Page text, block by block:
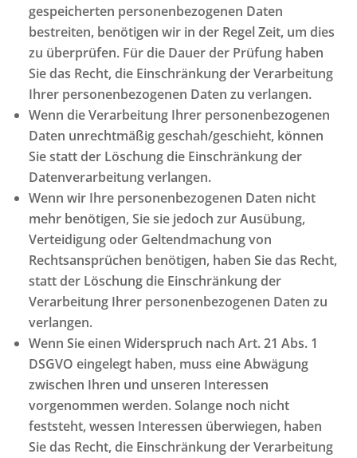
gespeicherten personenbezogenen Daten
bestreiten, benötigen wir in der Regel Zeit, um dies
zu überprüfen. Für die Dauer der Prüfung haben
Sie das Recht, die Einschränkung der Verarbeitung
Ihrer personenbezogenen Daten zu verlangen.
Wenn die Verarbeitung Ihrer personenbezogenen
Daten unrechtmäßig geschah/geschieht, können
Sie statt der Löschung die Einschränkung der
Datenverarbeitung verlangen.
Wenn wir Ihre personenbezogenen Daten nicht
mehr benötigen, Sie sie jedoch zur Ausübung,
Verteidigung oder Geltendmachung von
Rechtsansprüchen benötigen, haben Sie das Recht,
statt der Löschung die Einschränkung der
Verarbeitung Ihrer personenbezogenen Daten zu
verlangen.
Wenn Sie einen Widerspruch nach Art. 21 Abs. 1
DSGVO eingelegt haben, muss eine Abwägung
zwischen Ihren und unseren Interessen
vorgenommen werden. Solange noch nicht
feststeht, wessen Interessen überwiegen, haben
Sie das Recht, die Einschränkung der Verarbeitung